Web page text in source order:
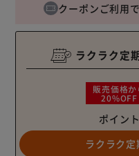
クーポンご利用で
ラクラク定
販売価格か
20%OFF
ポイント
ラクラク